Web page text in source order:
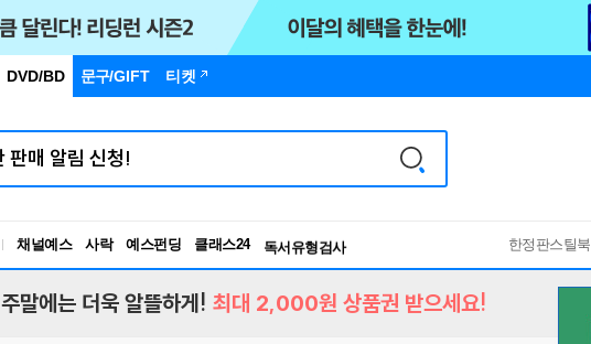
DVD/BD 문구/GIFT 티켓
채널예스 사락 예스펀딩 클래스24
독서유형검사
RBTI Lab
한정판스틸북
주말에는 더욱 알뜰하게! 최대 2,000원 상품권 받으세요!